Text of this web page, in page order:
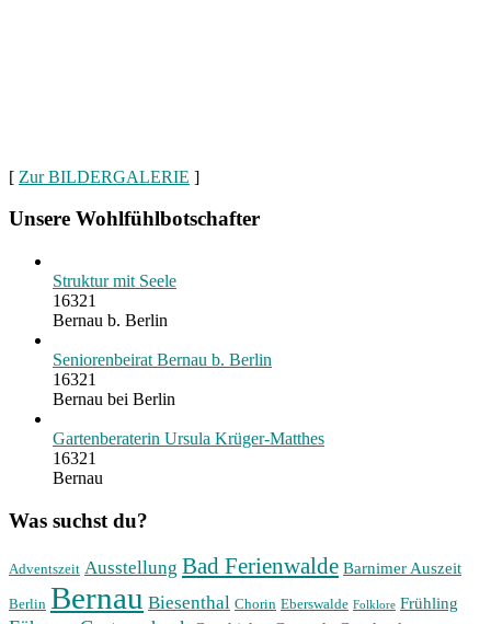
[ Zur BILDERGALERIE ]
Unsere Wohlfühlbotschafter
Struktur mit Seele
16321
Bernau b. Berlin
Seniorenbeirat Bernau b. Berlin
16321
Bernau bei Berlin
Gartenberaterin Ursula Krüger-Matthes
16321
Bernau
Was suchst du?
Adventszeit Ausstellung Bad Ferienwalde Barnimer Auszeit
Berlin Bernau Biesenthal Chorin Eberswalde Folklore Frühling